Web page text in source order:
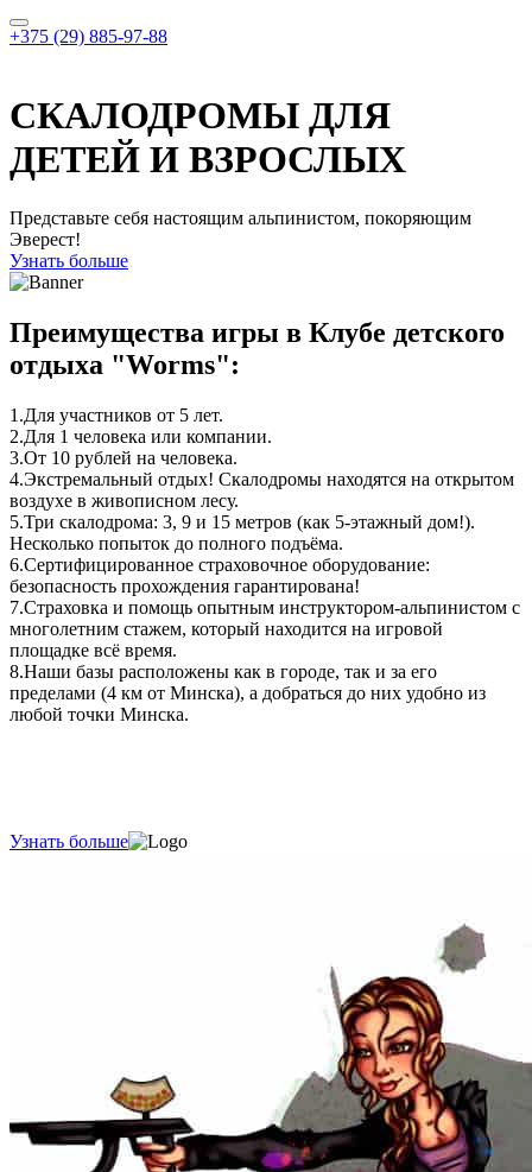
+375 (29) 885-97-88
СКАЛОДРОМЫ ДЛЯ
ДЕТЕЙ И ВЗРОСЛЫХ
Представьте себя настоящим альпинистом, покоряющим
Эверест!
Узнать больше
Преимущества игры в Клубе детского
отдыха "Worms":
1.Для участников от 5 лет.
2.Для 1 человека или компании.
3.От 10 рублей на человека.
4.Экстремальный отдых! Скалодромы находятся на открытом
воздухе в живописном лесу.
5.Три скалодрома: 3, 9 и 15 метров (как 5-этажный дом!).
Несколько попыток до полного подъёма.
6.Сертифицированное страховочное оборудование:
безопасность прохождения гарантирована!
7.Страховка и помощь опытным инструктором-альпинистом с
многолетним стажем, который находится на игровой
площадке всё время.
8.Наши базы расположены как в городе, так и за его
пределами (4 км от Минска), а добраться до них удобно из
любой точки Минска.
Узнать больше